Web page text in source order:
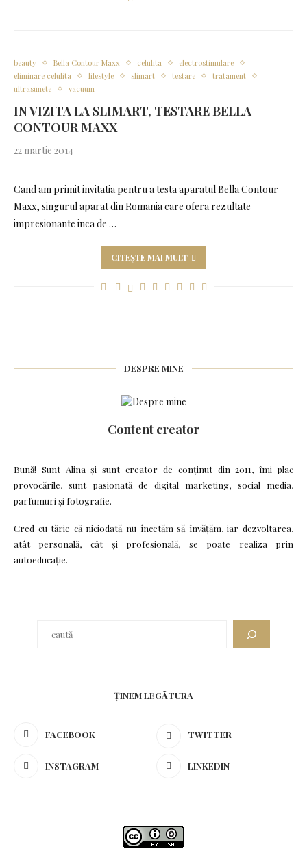
beauty Bella Contour Maxx celulita
electrostimulare
eliminare celulita
lifestyle slimart testare
tratament
ultrasunete
vacuum
IN VIZITA LA SLIMART, TESTARE BELLA
CONTOUR MAXX
22 martie 2014
Cand am primit invitatia pentru a testa aparatul Bella Contour
Maxx, singurul aparat din Romania care ofera rezultate
impresionante inca de …
CITEȘTE MAI MULT
DESPRE MINE
Content creator
Bună! Sunt Alina și sunt creator de conținut din 2011, îmi plac
provocările, sunt pasionată de digital marketing, social media,
parfumuri și fotografie.
Cred cu tărie că niciodată nu încetăm să învățăm, iar dezvoltarea,
atât personală, cât și profesională, se poate realiza prin
autoeducație.
ȚINEM LEGĂTURA
FACEBOOK TWITTER
INSTAGRAM LINKEDIN